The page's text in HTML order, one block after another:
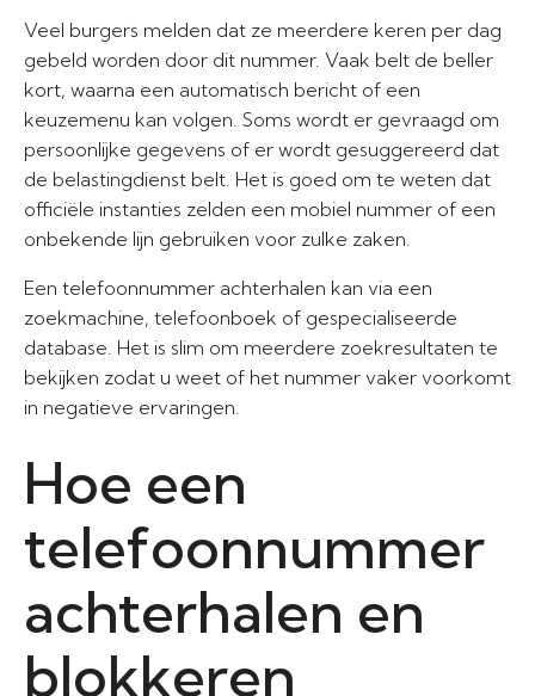
Veel burgers melden dat ze meerdere keren per dag
gebeld worden door dit nummer. Vaak belt de beller
kort, waarna een automatisch bericht of een
keuzemenu kan volgen. Soms wordt er gevraagd om
persoonlijke gegevens of er wordt gesuggereerd dat
de belastingdienst belt. Het is goed om te weten dat
officiële instanties zelden een mobiel nummer of een
onbekende lijn gebruiken voor zulke zaken.
Een telefoonnummer achterhalen kan via een
zoekmachine, telefoonboek of gespecialiseerde
database. Het is slim om meerdere zoekresultaten te
bekijken zodat u weet of het nummer vaker voorkomt
in negatieve ervaringen.
Hoe een
telefoonnummer
achterhalen en
blokkeren